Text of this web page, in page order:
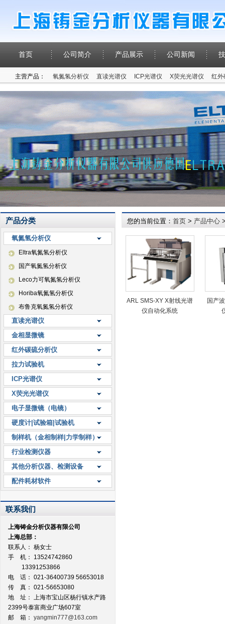
首页 公司简介 产品展示 公司新闻
主营产品： 氧氮氢分析仪 直读光谱仪 ICP光谱仪 X荧光光谱仪 红外
产品分类
氧氮氢分析仪
Eltra氧氮氢分析仪
国产氧氮氢分析仪
Leco力可氧氮氢分析仪
Horiba氧氮氢分析仪
布鲁克氧氮氢分析仪
直读光谱仪
金相显微镜
红外碳硫分析仪
拉力试验机
ICP光谱仪
X荧光光谱仪
电子显微镜（电镜）
硬度计|试验箱|试验机
制样机（金相制样|力学制样）
行业检测仪器
其他分析仪器、检测设备
配件耗材软件
联系我们
上海铸金分析仪器有限公司
上海总部：
联系人： 杨女士
手 机： 13524742860
13391253866
电 话： 021-36400739 56653018
传 真： 021-56653080
地 址： 上海市宝山区杨行镇水产路
2399号泰富商业广场607室
邮 箱： yangmin777@163.com
您的当前位置： 首页 > 产品中心
ARL SMS-XY X射线光谱
仪自动化系统
国产